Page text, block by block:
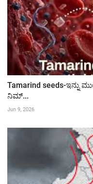
Tamarind seeds-ಇನ್ನು
ನಿಮ್...
Jun 9, 2026